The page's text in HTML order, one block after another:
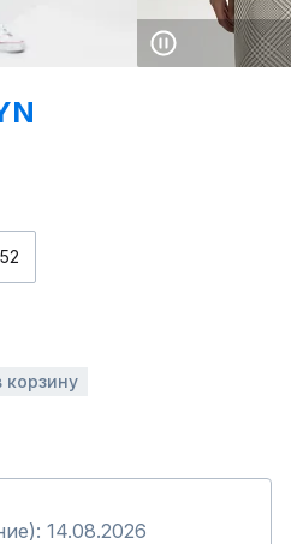
52
корзину
14.08.2026